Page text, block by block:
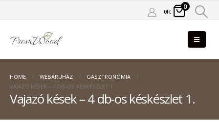
0Ft
0
HOME WEBÁRUHÁZ
GASZTRONÓMIA
VAJAZÓ KÉSEK – 4 DB-OS KÉSKÉSZLET 1.
Vajazó kések – 4 db-os késkészlet 1.